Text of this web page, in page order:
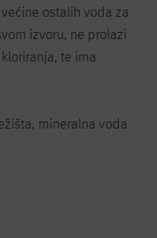
ostalih voda za
izvoru, ne prolazi
te ima
mineralna voda